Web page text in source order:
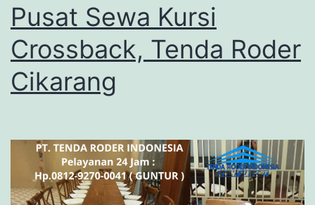
Pusat Sewa Kursi
Crossback, Tenda Roder
Cikarang